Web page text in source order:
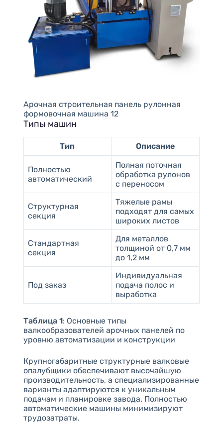
Арочная строительная панель рулонная
формовочная машина 12
Типы машин
Тип Описание
Полностью
автоматический
Полная поточная
обработка рулонов
с переносом
Структурная
секция
Тяжелые рамы
подходят для самых
широких листов
Стандартная
секция
Для металлов
толщиной от 0,7 мм
до 1,2 мм
Под заказ
Индивидуальная
подача полос и
выработка
Таблица 1: Основные типы
валкообразователей арочных панелей по
уровню автоматизации и конструкции
Крупногабаритные структурные валковые
опалубщики обеспечивают высочайшую
производительность, а специализированные
варианты адаптируются к уникальным
подачам и планировке завода. Полностью
автоматические машины минимизируют
трудозатраты.